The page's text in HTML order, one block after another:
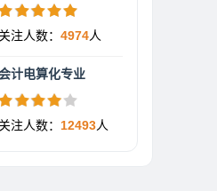
关注人数： 4974人
计电算化专业
关注人数： 12493人